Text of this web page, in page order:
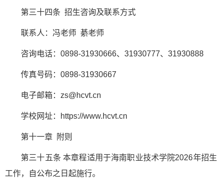
第三十四条 招生咨询及联系方式
联系人：冯老师 綦老师
咨询电话：0898-31930666、31930777、31930888
传真号码：0898-31930667
电子邮箱：zs@hcvt.cn
学校网址：https://www.hcvt.cn
第十一章 附则
第三十五条 本章程适用于海南职业技术学院2026年招生
工作，自公布之日起施行。